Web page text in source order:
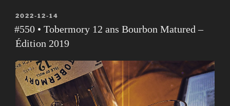
PUBLIÉ
LE
2022-12-14
#550 • Tobermory 12 ans Bourbon Matured –
Édition 2019